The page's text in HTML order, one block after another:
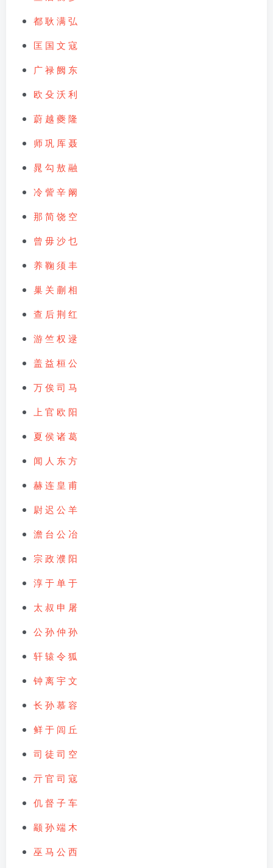
都耿 满弘
匡 国 文 寇
广禄 阙 东
欧 殳沃 利
蔚 越 夔隆
师巩 厍聂
晁 勾 敖 融
冷訾辛 阚
那 简饶 空
曾 毋沙乜
养鞠须 丰
巢 关 蒯 相
查 后荆 红
游竺权 逯
盖 益 桓 公
万 俟司 马
上 官 欧 阳
夏 侯诸 葛
闻 人 东 方
赫 连 皇 甫
尉 迟 公 羊
澹 台 公 冶
宗 政 濮 阳
淳 于单 于
太 叔 申 屠
公 孙仲 孙
轩 辕令 狐
钟 离宇 文
长 孙慕 容
鲜 于 闾 丘
司 徒 司 空
亓 官 司 寇
仉督 子 车
颛 孙端 木
巫 马 公 西